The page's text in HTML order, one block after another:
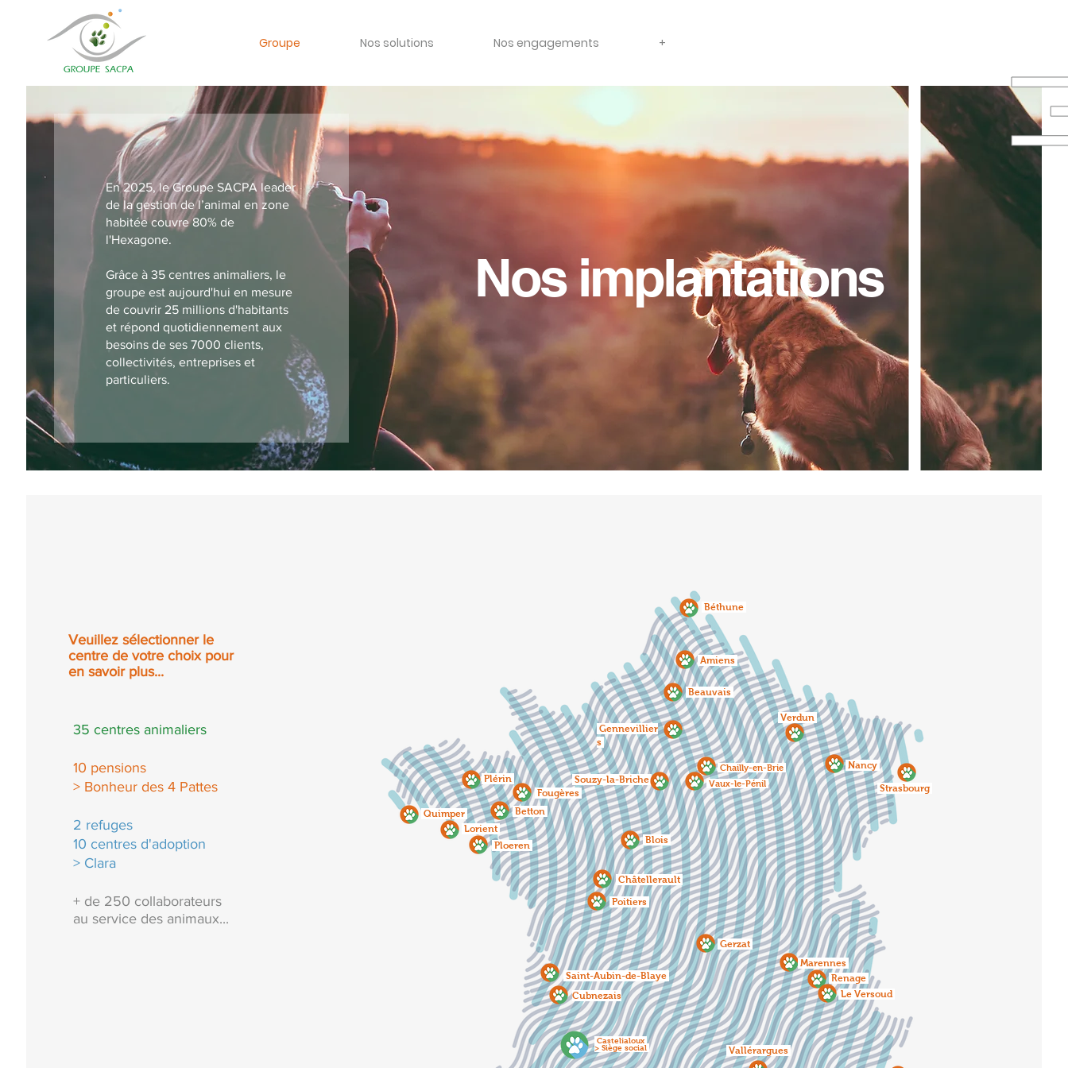
Groupe Nos solutions Nos engagements +
En 2025, le Groupe SACPA leader
de la gestion de l’animal en zone
habitée couvre 80% de
l'Hexagone.
Grâce à 35 centres animaliers, le
groupe est aujourd'hui en mesure
de couvrir 25 millions d'habitants
et répond quotidiennement aux
besoins de ses 7000 clients,
collectivités, entreprises et
particuliers.
Nos implantations
Veuillez sélectionner le
centre de votre choix pour
en savoir plus...
35 centres animaliers
10 pensions
> Bonheur des 4 Pattes
2 refuges
10 centres d'adoption
> Clara
+ de 250 collaborateurs
au service des animaux...
Saint-Aubin-de-Blaye
Strasbourg
Nancy
Renage
Le Versoud
Marennes
Verdun
Gennevillier
s
Souzy-la-Briche
Béthune
Amiens
Beauvais
Chailly-en-Brie
Vaux-le-Pénil
Blois
Châtellerault
Gerzat
Vallérargues
Casteljaloux
> Siège social
Plérin
Ploeren
Lorient
Betton
Quimper
Poitiers
Cubnezais
Fougères